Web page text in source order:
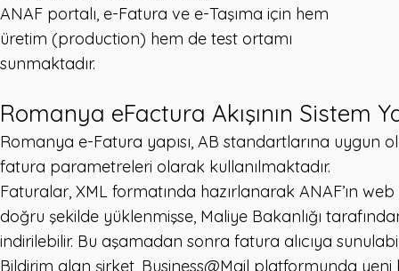
ANAF portalı, e-Fatura ve e-Taşıma için hem
üretim (production) hem de test ortamı
sunmaktadır.
Romanya eFactura Akışının Sistem
Romanya e-Fatura yapısı, AB standartlarına uygun
fatura parametreleri olarak kullanılmaktadır.
Faturalar, XML formatında hazırlanarak ANAF’ın
doğru şekilde yüklenmişse, Maliye Bakanlığı
indirilebilir. Bu aşamadan sonra fatura alıcıya
Bildirim alan şirket, Business@Mail platformunda